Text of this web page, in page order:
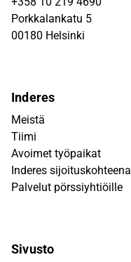
Porkkalankatu 5
00180 Helsinki
Inderes
Meistä
Tiimi
Avoimet työpaikat
Inderes sijoituskohteena
Palvelut pörssiyhtiöille
Sivusto